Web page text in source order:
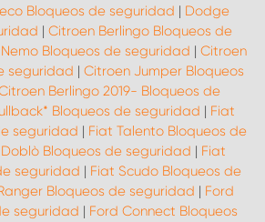
Bloqueos de seguridad | Dodge
| Citroen Berlingo Bloqueos de
Bloqueos de seguridad | Citroen
seguridad | Citroen Jumper Bloqueos
Berlingo 2019- Bloqueos de
Bloqueos de seguridad | Fiat
seguridad | Fiat Talento Bloqueos de
Bloqueos de seguridad | Fiat
seguridad | Fiat Scudo Bloqueos de
Bloqueos de seguridad | Ford
seguridad | Ford Connect Bloqueos